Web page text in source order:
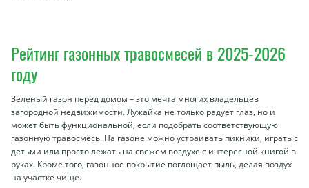
Рейтинг газонных травосмесей в 2025-2026
году
Зеленый газон перед домом – это мечта многих владельцев
загородной недвижимости. Лужайка не только радует глаз, но и
может быть функциональной, если подобрать соответствующую
газонную травосмесь. На газоне можно устраивать пикники, играть с
детьми или просто лежать на свежем воздухе с интересной книгой в
руках. Кроме того, газонное покрытие поглощает пыль, делая воздух
на участке чище.